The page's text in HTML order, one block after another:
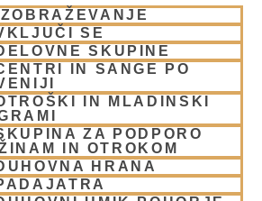
IZOBRAŽEVANJE
SE
SKUPINE
IN SANGE PO
IN MLADINSKI
ZA PODPORO
IN OTROKOM
HRANA